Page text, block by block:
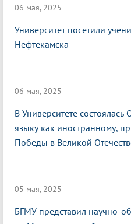
06 мая, 2025
Университет посетили
Нефтекамска
06 мая, 2025
В Университете
языку как иностранному,
Победы в Великой
05 мая, 2025
БГМУ представил научно-